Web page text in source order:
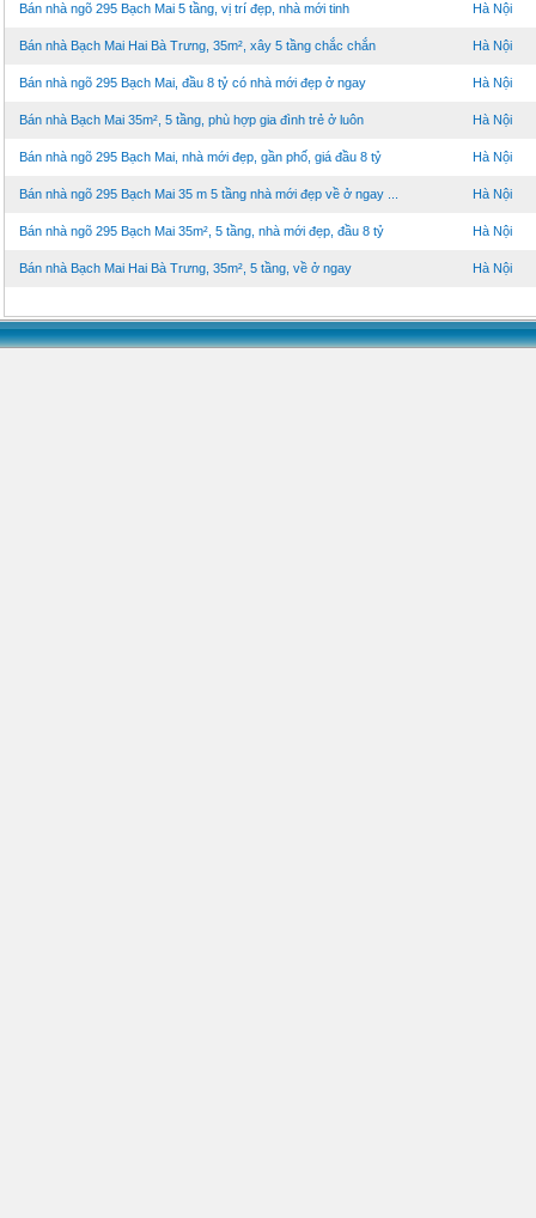
Bán nhà ngõ 295 Bạch Mai 5 tầng, vị trí đẹp, nhà mới tinh Hà Nội
Bán nhà Bạch Mai Hai Bà Trưng, 35m², xây 5 tầng chắc chắn Hà Nội
Bán nhà ngõ 295 Bạch Mai, đầu 8 tỷ có nhà mới đẹp ở ngay Hà Nội
Bán nhà Bạch Mai 35m², 5 tầng, phù hợp gia đình trẻ ở luôn Hà Nội
Bán nhà ngõ 295 Bạch Mai, nhà mới đẹp, gần phố, giá đầu 8 tỷ Hà Nội
Bán nhà ngõ 295 Bạch Mai 35 m 5 tầng nhà mới đẹp về ở ngay ... Hà Nội
Bán nhà ngõ 295 Bạch Mai 35m², 5 tầng, nhà mới đẹp, đầu 8 tỷ Hà Nội
Bán nhà Bạch Mai Hai Bà Trưng, 35m², 5 tầng, về ở ngay Hà Nội